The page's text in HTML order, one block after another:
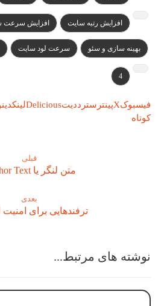
افزایش رتبه سایت افزایش سرعت
بهینه سازی و سئو سرعت لود سایت
4
فیسبوکXپینترسترددیتDeliciousلینکدین
کوتاه
قبلی
متن لنگر یا Anchor Text
بعدی
ترفندهایی برای
نوشته های مرتبط...